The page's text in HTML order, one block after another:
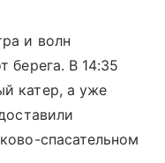
и волн
берега. В 14:35
катер, а уже
спасательном